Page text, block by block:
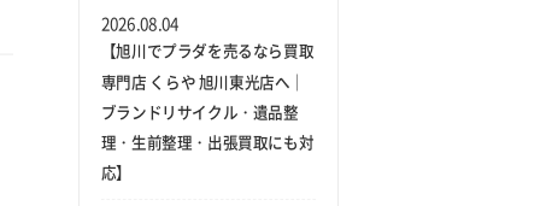
【旭川でプラダを売るなら買取
専門店 くらや 旭川東光店へ｜
ブランドリサイクル・遺品整
理・生前整理・出張買取にも対
応】
2026.08.04